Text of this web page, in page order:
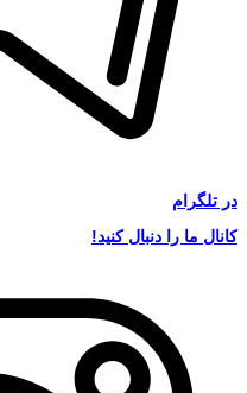
در تلگرام
کانال ما را دنبال کنید!